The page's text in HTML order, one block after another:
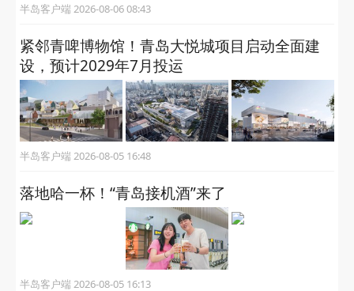
半岛客户端 2026-08-06 08:43
紧邻青啤博物馆！青岛大悦城项目启动全面建
设，预计2029年7月投运
半岛客户端 2026-08-05 16:48
落地哈一杯！“青岛接机酒”来了
半岛客户端 2026-08-05 16:13